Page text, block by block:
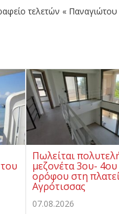
τελετών « Παναγιώτου
Πωλείται
μεζονέτα 3ου- 4ου
ορόφου στη
Αγρότισσας
07.08.2026